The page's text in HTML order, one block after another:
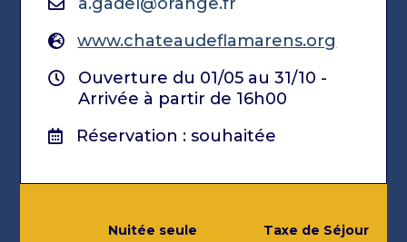
Nuitée seule
Taxe de Séjour
www.chateaudeflamarens.org
Ouverture du 01/05 au 31/10 -
Arrivée à partir de 16h00
Réservation : souhaitée